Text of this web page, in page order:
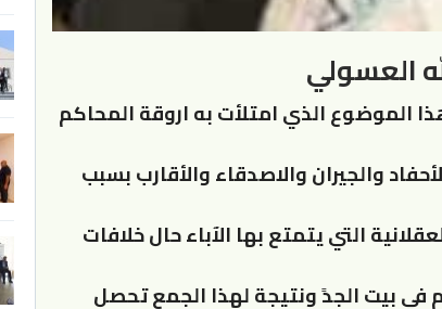
العسولي
الموضوع الذي امتلأت به اروقة المحاكم
والجيران والاصدقاء والأقارب بسبب
التي يتمتع بها الآباء حال خلافات
في بيت الجدً ونتيجة لهذا الجمع تحصل